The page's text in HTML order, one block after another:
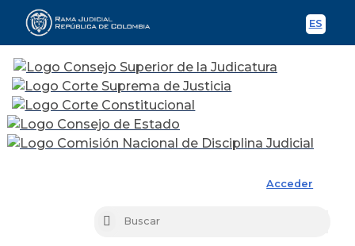
ES
Acceder
Buscar